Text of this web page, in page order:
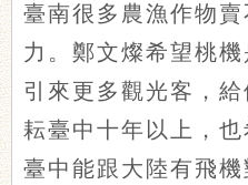
臺南很多農漁作物
力。鄭文燦希望桃
引來更多觀光客，
耘臺中十年以上，也
臺中能跟大陸有飛